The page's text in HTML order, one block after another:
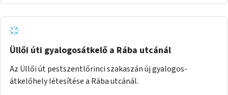
Üllői úti gyalogosátkelő a Rába utcánál
Az Üllői út pestszentlőrinci szakaszán új gyalogos-
átkelőhely létesítése a Rába utcánál.